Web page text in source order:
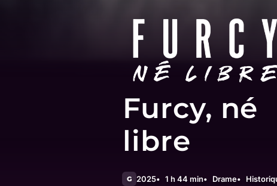
Furcy, né
libre
G 2025 1 h 44 min Drame